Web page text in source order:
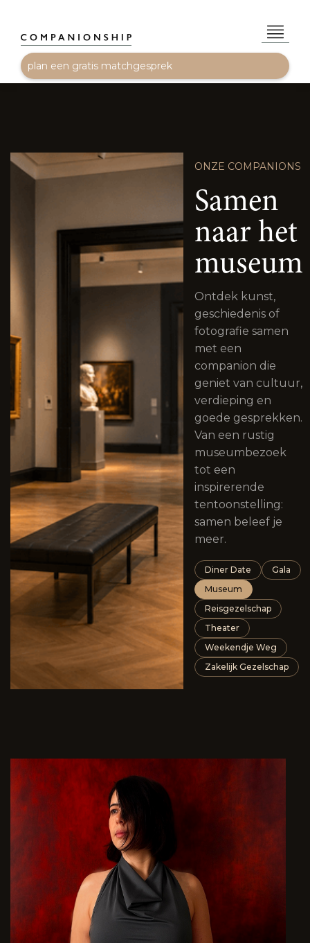
plan een gratis matchgesprek
ONZE COMPANIONS
Samen
naar het
museum
Ontdek kunst,
geschiedenis of
fotografie samen
met een
companion die
geniet van cultuur,
verdieping en
goede gesprekken.
Van een rustig
museumbezoek
tot een
inspirerende
tentoonstelling:
samen beleef je
meer.
Diner Date
Gala
Museum
Reisgezelschap
Theater
Weekendje Weg
Zakelijk Gezelschap